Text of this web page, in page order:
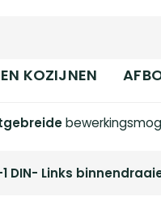
KOZIJNEN
DIN- Links